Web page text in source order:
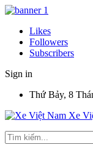
Likes
Followers
Subscribers
Sign in
Thứ Bảy, 8
Xe